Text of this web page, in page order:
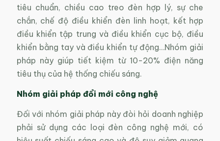
tiêu chuẩn, chiều cao treo đèn hợp lý, sự che
chắn, chế độ điều khiển đèn linh hoạt, kết hợp
điều khiển tập trung và điều khiển cục bộ, điều
khiển bằng tay và điều khiển tự động…Nhóm giải
pháp này giúp tiết kiệm từ 10-20% điện năng
tiêu thụ của hệ thống chiếu sáng.
Nhóm giải pháp đổi mới công nghệ
Đối với nhóm giải pháp này đòi hỏi doanh nghiệp
phải sử dụng các loại đèn công nghệ mới, có